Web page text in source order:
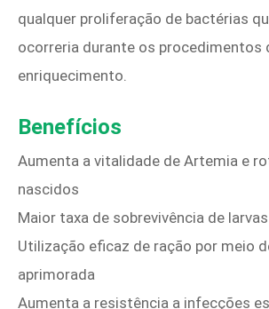
qualquer proliferação de bactérias
ocorreria durante os procedimentos
enriquecimento.
Benefícios
Aumenta a vitalidade de Artemia e
nascidos
Maior taxa de sobrevivência de larvas
Utilização eficaz de ração por meio
aprimorada
Aumenta a resistência a infecções